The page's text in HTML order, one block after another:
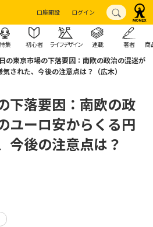
口座開設 ログイン
特集 初心者 ライフデザイン 連載 著者 商
の東京市場の下落要因：南欧の政治の混迷が
された、今後の注意点は？（広木）
下落要因：南欧の政
ユーロ安からくる円
今後の注意点は？